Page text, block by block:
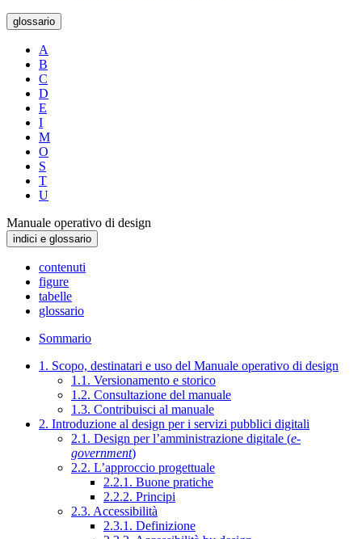
glossario
A
B
C
D
E
I
M
O
S
T
U
Manuale operativo di design
indici e glossario
contenuti
figure
tabelle
glossario
Sommario
1. Scopo, destinatari e uso del Manuale operativo di design
1.1. Versionamento e storico
1.2. Consultazione del manuale
1.3. Contribuisci al manuale
2. Introduzione al design per i servizi pubblici digitali
2.1. Design per l’amministrazione digitale (e-
government)
2.2. L’approccio progettuale
2.2.1. Buone pratiche
2.2.2. Principi
2.3. Accessibilità
2.3.1. Definizione